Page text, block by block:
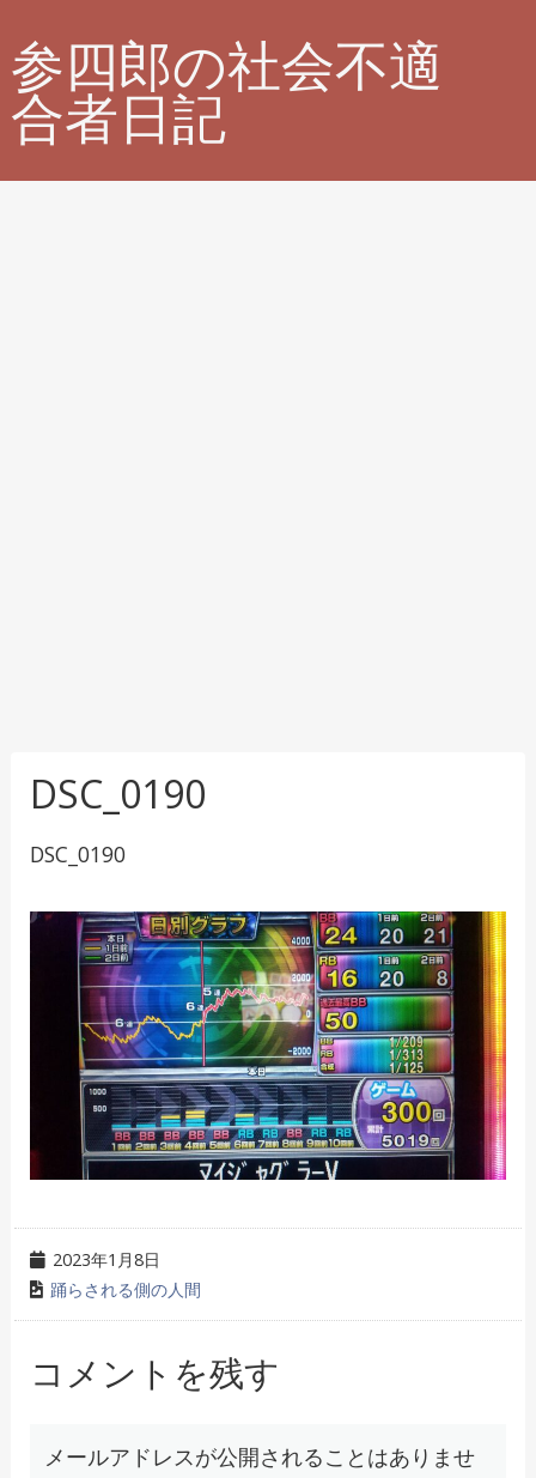
参四郎の社会不適
合者日記
DSC_0190
DSC_0190
2023年1月8日
踊らされる側の人間
コメントを残す
メールアドレスが公開されることはありませ